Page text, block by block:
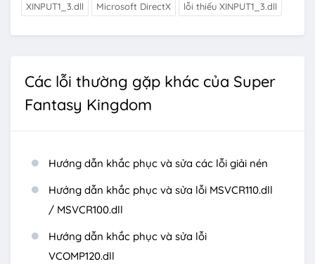
XINPUT1_3.dll Microsoft DirectX lỗi thiếu XINPUT1_3.dll
Các lỗi thường gặp khác của Super
Fantasy Kingdom
Hướng dẫn khắc phục và sửa các lỗi giải nén
Hướng dẫn khắc phục và sửa lỗi MSVCR110.dll
/ MSVCR100.dll
Hướng dẫn khắc phục và sửa lỗi
VCOMP120.dll